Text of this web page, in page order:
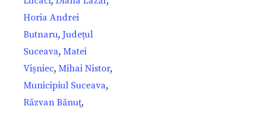
Horia Andrei
Butnaru, Județul
Suceava, Matei
Vișniec, Mihai Nistor,
Municipiul Suceava,
Răzvan Bănuț,